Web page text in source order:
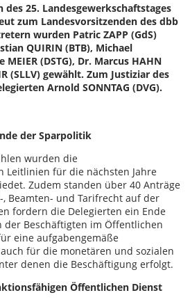
des 25. Landesgewerkschaftstages
zum Landesvorsitzenden des dbb
wurden Patric ZAPP (GdS)
QUIRIN (BTB), Michael
MEIER (DSTG), Dr. Marcus HAHN
(SLLV) gewählt. Zum Justiziar des
Arnold SONNTAG (DVG).
der Sparpolitik
wurden die
Leitlinien für die nächsten Jahre
Zudem standen über 40 Anträge
Beamten- und Tarifrecht auf der
fordern die Delegierten ein Ende
der Beschäftigten im Öffentlichen
eine aufgabengemäße
für die monetären und sozialen
denen die Beschäftigung erfolgt.
Öffentlichen Dienst